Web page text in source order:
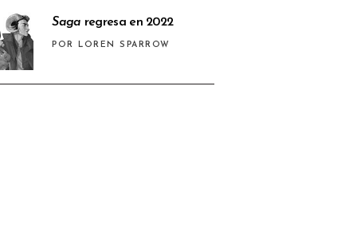
Saga regresa en 2022
POR LOREN SPARROW